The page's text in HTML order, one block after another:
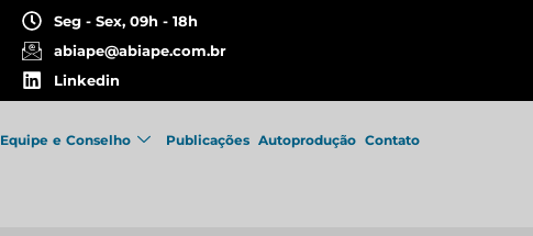
Seg - Sex, 09h - 18h
abiape@abiape.com.br
Linkedin
Equipe e Conselho Publicações Autoprodução Contato